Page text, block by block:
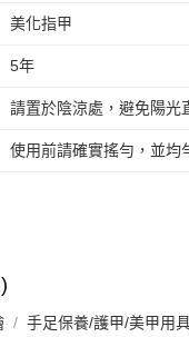
美化指甲
5年
請置於陰涼處，避免陽光
使用前請確實搖勻，並均
手足保養/護甲/美甲用